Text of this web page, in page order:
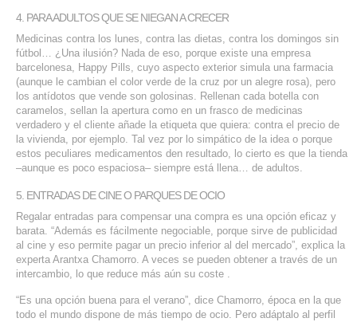
4. PARA ADULTOS QUE SE NIEGAN A CRECER
Medicinas contra los lunes, contra las dietas, contra los domingos sin
fútbol… ¿Una ilusión? Nada de eso, porque existe una empresa
barcelonesa, Happy Pills, cuyo aspecto exterior simula una farmacia
(aunque le cambian el color verde de la cruz por un alegre rosa), pero
los antídotos que vende son golosinas. Rellenan cada botella con
caramelos, sellan la apertura como en un frasco de medicinas
verdadero y el cliente añade la etiqueta que quiera: contra el precio de
la vivienda, por ejemplo. Tal vez por lo simpático de la idea o porque
estos peculiares medicamentos den resultado, lo cierto es que la tienda
–aunque es poco espaciosa– siempre está llena… de adultos.
5. ENTRADAS DE CINE O PARQUES DE OCIO
Regalar entradas para compensar una compra es una opción eficaz y
barata. “Además es fácilmente negociable, porque sirve de publicidad
al cine y eso permite pagar un precio inferior al del mercado”, explica la
experta Arantxa Chamorro. A veces se pueden obtener a través de un
intercambio, lo que reduce más aún su coste .
“Es una opción buena para el verano”, dice Chamorro, época en la que
todo el mundo dispone de más tiempo de ocio. Pero adáptalo al perfil